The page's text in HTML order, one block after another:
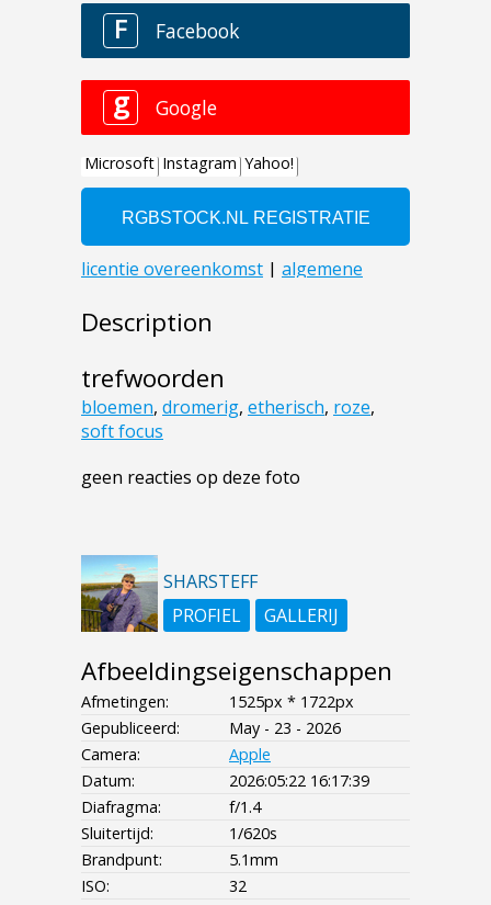
Description
trefwoorden
bloemen, dromerig, etherisch, roze,
soft focus
geen reacties op deze foto
SHARSTEFF
PROFIEL
GALLERIJ
Afbeeldingseigenschappen
Afmetingen:
1525px * 1722px
Gepubliceerd:
May - 23 - 2026
Camera:
Apple
Datum:
2026:05:22 16:17:39
Diafragma:
f/1.4
Sluitertijd:
1/620s
Brandpunt:
5.1mm
ISO:
32